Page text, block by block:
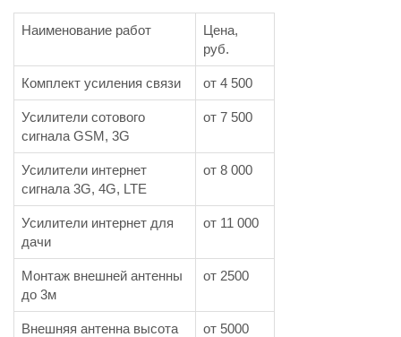
Наименование работ
Цена,
руб.
Комплект усиления связи от 4 500
Усилители сотового
сигнала GSM, 3G
от 7 500
Усилители интернет
сигнала 3G, 4G, LTE
от 8 000
Усилители интернет для
дачи
от 11 000
Монтаж внешней антенны
до 3м
от 2500
Внешняя антенна высота
от 5000